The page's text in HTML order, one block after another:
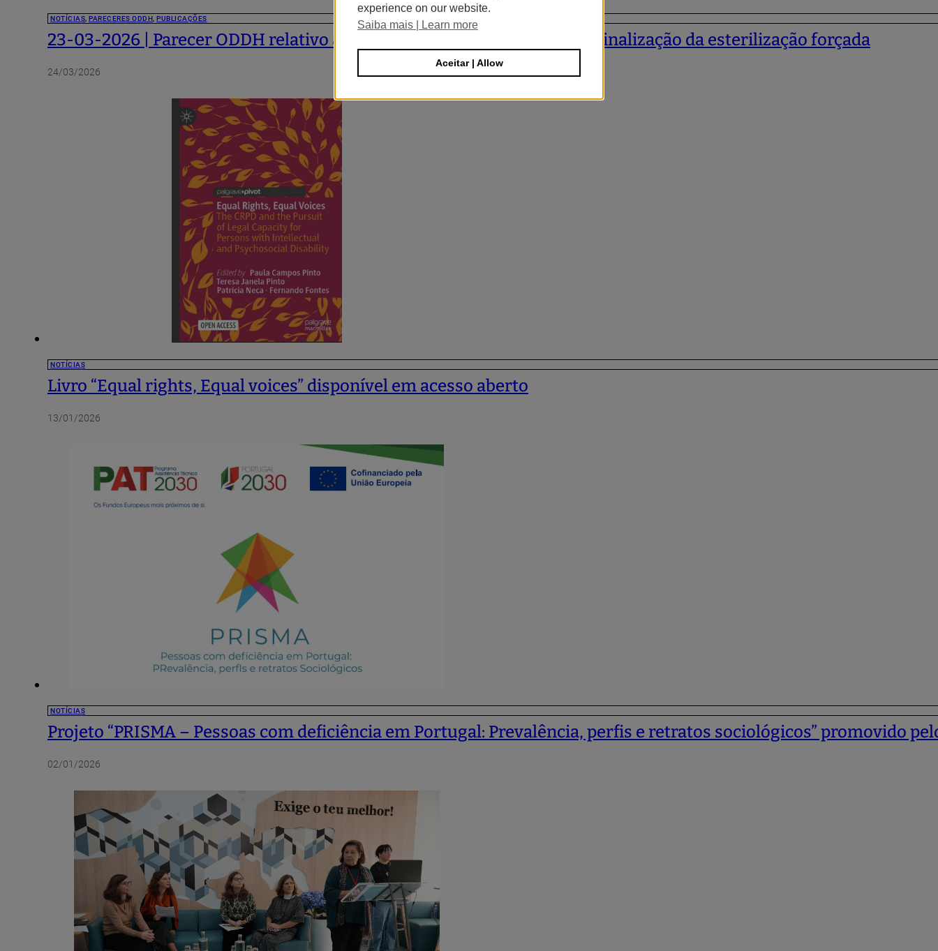
NOTÍCIAS PARECERES ODDH PUBLICAÇÕES
23-03-2026 | Parecer ODDH relativo a propostas legislativas sobre criminalização da esterilização forçada
24/03/2026
NOTÍCIAS
Livro “Equal rights, Equal voices” disponível em acesso aberto
13/01/2026
NOTÍCIAS
Projeto “PRISMA – Pessoas com deficiência em Portugal: Prevalência, perfis e retratos sociológicos” promovido
02/01/2026
experience on our website.
Saiba mais | Learn more
Aceitar | Allow